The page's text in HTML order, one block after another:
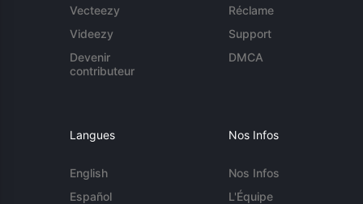
Vecteezy
Videezy
Devenir
contributeur
Réclame
Support
DMCA
Langues
English
Español
Nos Infos
Nos Infos
L'Équipe